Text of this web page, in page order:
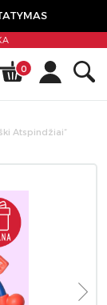
0
Atspindžiai“